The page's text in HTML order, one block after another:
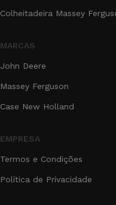
Colheitadeira Massey
MARCAS
John Deere
Massey Ferguson
Case New Holland
EMPRESA
Termos e Condições
Política de Privacidade